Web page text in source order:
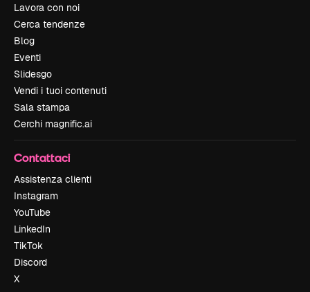
Lavora con noi
Cerca tendenze
Blog
Eventi
Slidesgo
Vendi i tuoi contenuti
Sala stampa
Cerchi magnific.ai
Contattaci
Assistenza clienti
Instagram
YouTube
LinkedIn
TikTok
Discord
X